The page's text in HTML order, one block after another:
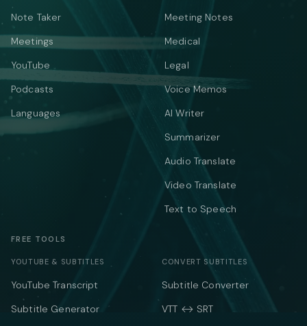
Note Taker
Meetings
YouTube
Podcasts
Languages
Meeting Notes
Medical
Legal
Voice Memos
AI Writer
Summarizer
Audio Translate
Video Translate
Text to Speech
FREE TOOLS
YOUTUBE & SUBTITLES
YouTube Transcript
Subtitle Generator
CONVERT SUBTITLES
Subtitle Converter
VTT ↔ SRT